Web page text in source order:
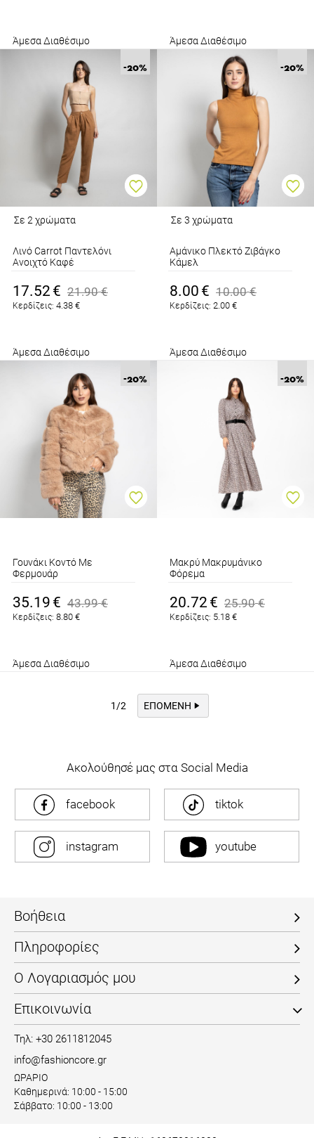
Άμεσα Διαθέσιμο Άμεσα Διαθέσιμο
-20%
Σε 2 χρώματα
Λινό Carrot Παντελόνι
Ανοιχτό Καφέ
17.52 € 21.90 €
Κερδίζεις: 4.38 €
Άμεσα Διαθέσιμο
-20%
Σε 3 χρώματα
Αμάνικο Πλεκτό Ζιβάγκο
Κάμελ
8.00 € 10.00 €
Κερδίζεις: 2.00 €
Άμεσα Διαθέσιμο
-20%
Γουνάκι Κοντό Με
Φερμουάρ
35.19 € 43.99 €
Κερδίζεις: 8.80 €
Άμεσα Διαθέσιμο
-20%
Μακρύ Μακρυμάνικο
Φόρεμα
20.72 € 25.90 €
Κερδίζεις: 5.18 €
Άμεσα Διαθέσιμο
1/2 ΕΠΌΜΕΝΗ
Ακολούθησέ μας στα Social Media
facebook tiktok
instagram youtube
Βοήθεια
Πληροφορίες
Ο Λογαριασμός μου
Επικοινωνία
Τηλ: +30 2611812045
info@fashioncore.gr
ΩΡΑΡΙΟ
Καθημερινά: 10:00 - 15:00
Σάββατο: 10:00 - 13:00